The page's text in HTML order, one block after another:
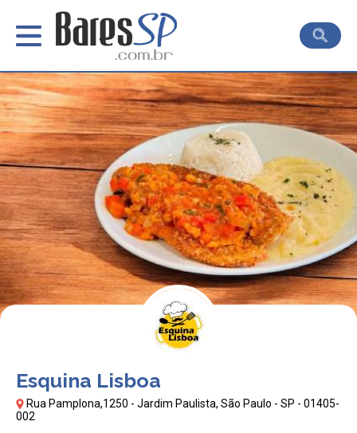
Esquina Lisboa
Rua Pamplona,1250 - Jardim Paulista, São Paulo - SP - 01405-
002